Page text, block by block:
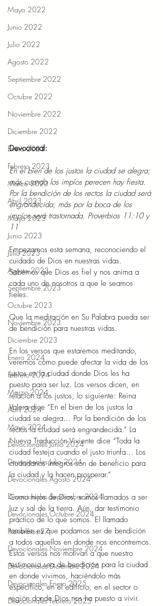
Mayo 2022
Junio 2022
Julio 2022
Agosto 2022
Septiembre 2022
Octubre 2022
Noviembre 2022
Diciembre 2022
Enero 2023
Febrero 2023
Marzo 2023
Abril 2023
Mayo 2023
Junio 2023
Julio 2023
Agosto 2023
Septiembre 2023
Octubre 2023
Noviembre 2023
Diciembre 2023
Enero 2024
Febrero 2024
Marzo 2024
Abril 2024
Mayo 2024
Devocionales Junio 2024
Devocionales Julio 2024
Devocionales Agosto 2024
Devocionales Septiembre 2024
Devocionales Octubre 2024
Proverbios 27
Devocionales Noviembre 2024
Devocionales Diciembre 2024
Devocionales Enero 2025
Devocionales Febrero 2025
Devocional:
En el bien de los justos la ciudad se alegra;
más cuando los impíos perecen hay fiesta.
Por la bendición de los rectos la ciudad será
engrandecida; más por la boca de los
impíos será trastornada. Proverbios 11:10 y
11
Empezamos esta semana, reconociendo el
cuidado de Dios en nuestras vidas.
Sabemos que Dios es fiel y nos anima a
cada uno de nosotros a que le seamos
fieles.
Que la meditación en Su Palabra pueda ser
de bendición para nuestras vidas.
En los versos que estaremos meditando,
veremos cómo puede afectar la vida de los
justos en la ciudad donde Dios les ha
puesto para ser luz. Los versos dicen, en
relación a los justos, lo siguiente: Reina
Valera dice “En el bien de los justos la
ciudad se alegra… Por la bendición de los
rectos la ciudad será engrandecida.” La
Nueva Traducción Viviente dice “Toda la
ciudad festeja cuando el justo triunfa… Los
ciudadanos íntegros son de beneficio para
la ciudad y la hacen prosperar.”
Como hijos de Dios, somos llamados a ser
luz y sal de la tierra. Aún, dar testimonio
práctico de lo que somos. El llamado
también es que podamos ser de bendición
a todos aquellos en donde nos encontremos.
Estos versos nos motivan a que nuestro
testimonio sea de bendición para la ciudad
en donde vivimos, haciéndolo más
específico, en el edificio, en el sector o
región donde Dios nos ha puesto a vivir.